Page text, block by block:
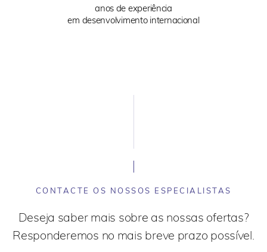
anos de experiência
em desenvolvimento internacional
CONTACTE OS NOSSOS ESPECIALISTAS
Deseja saber mais sobre as nossas ofertas?
Responderemos no mais breve prazo possível.